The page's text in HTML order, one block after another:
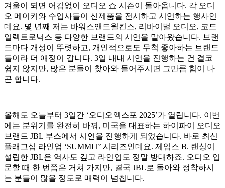
겨울이 되면 어김없이 오디오 쇼 시즌이 돌아옵니다. 각 오디
오 메이커와 수입사들이 신제품을 전시하고 시연하는 행사인
데요. 몇 년째 저는 바워스앤드윌킨스, 리바이벌 오디오, 코드
일렉트로닉스 등 다양한 브랜드의 시연을 맡아왔습니다. 브랜
드마다 개성이 뚜렷하고, 개인적으로도 무척 좋아하는 브랜드
들이라 더 애정이 갑니다. 3일 내내 시연을 진행하는 건 결코
쉽지 않지만, 많은 분들이 찾아와 들어주시면 그만큼 힘이 나
곤 합니다.
올해도 오늘부터 3일간 ‘오디오엑스포 2025’가 열립니다. 이번
에는 분위기를 완전히 바꿔, 미국을 대표하는 하이파이 오디오
브랜드 JBL 부스에서 시연을 진행하게 되었습니다. 바로 최신
플래그십 라인업 ‘SUMMIT’ 시리즈인데요. 제임스 B. 랜싱이
설립한 JBL은 역사도 깊고 라인업도 정말 방대하죠. 오디오 입
문할 때 한 번쯤은 거쳐 가지만, 결국 JBL로 돌아와 정착하시
는 분들이 많을 정도로 매력이 넘칩니다.